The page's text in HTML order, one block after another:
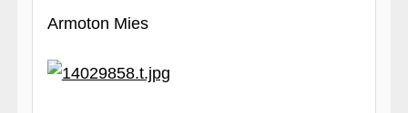
Armoton Mies